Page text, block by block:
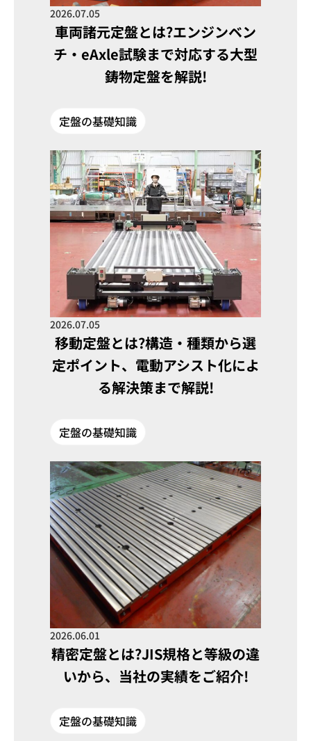
2026.07.05
車両諸元定盤とは?エンジンベン
チ・eAxle試験まで対応する大型
鋳物定盤を解説!
定盤の基礎知識
2026.07.05
移動定盤とは?構造・種類から選
定ポイント、電動アシスト化によ
る解決策まで解説!
定盤の基礎知識
2026.06.01
精密定盤とは?JIS規格と等級の違
いから、当社の実績をご紹介!
定盤の基礎知識